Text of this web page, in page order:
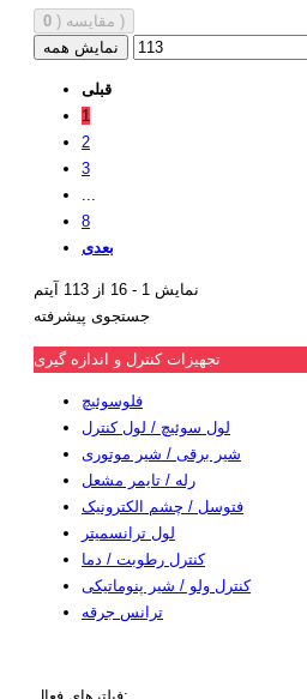
مقایسه ( 0
)
نمایش همه
قبلی
1
2
3
8
بعدی
نمایش 1 - 16 از 113 آیتم
جستجوی پیشرفته
تجهیزات کنترل و اندازه گیری
فلوسوئیچ
لول سوئیچ / لول کنترل
شیر برقی / شیر موتوری
رله / تایمر مشعل
فتوسل / چشم الکترونیک
لول ترانسمیتر
کنترل رطوبت / دما
کنترل ولو / شیر پنوماتیکی
ترانس جرقه